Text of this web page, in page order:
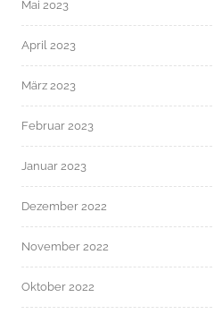
Mai 2023
April 2023
März 2023
Februar 2023
Januar 2023
Dezember 2022
November 2022
Oktober 2022